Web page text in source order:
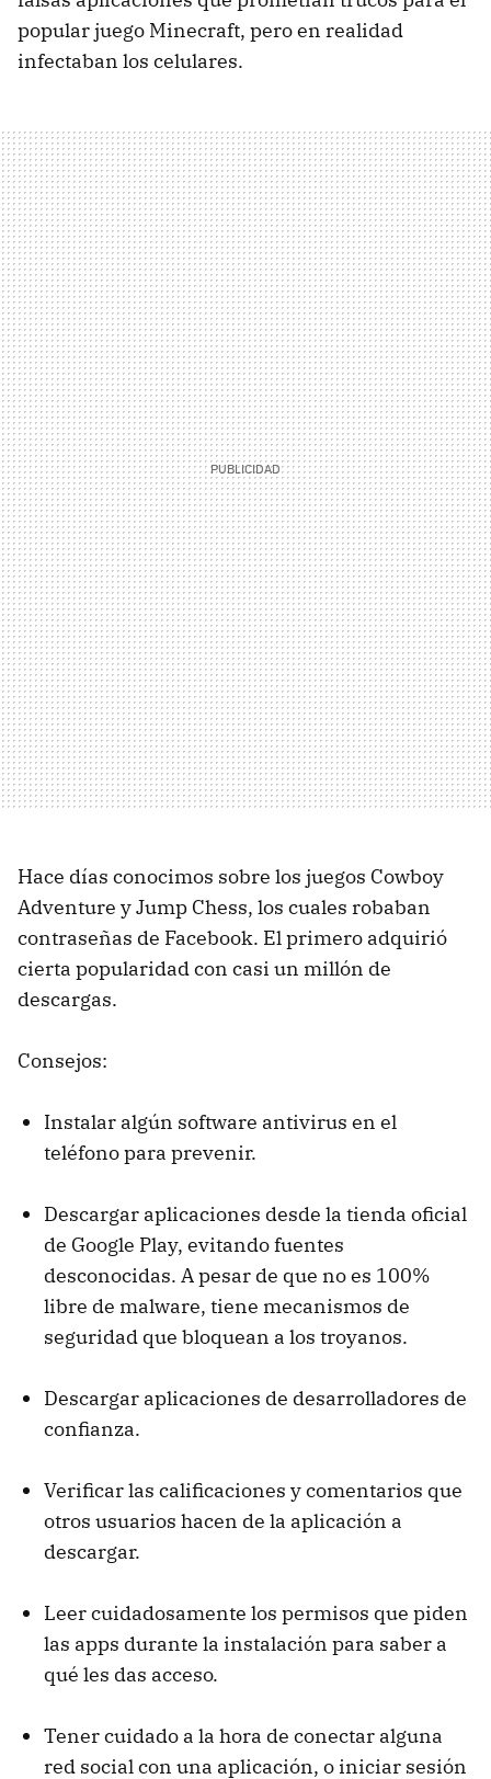
popular juego Minecraft, pero en realidad
infectaban los celulares.
Hace días conocimos sobre los juegos Cowboy
Adventure y Jump Chess, los cuales robaban
contraseñas de Facebook. El primero adquirió
cierta popularidad con casi un millón de
descargas.
Consejos:
Instalar algún software antivirus en el
teléfono para prevenir.
Descargar aplicaciones desde la tienda oficial
de Google Play, evitando fuentes
desconocidas. A pesar de que no es 100%
libre de malware, tiene mecanismos de
seguridad que bloquean a los troyanos.
Descargar aplicaciones de desarrolladores de
confianza.
Verificar las calificaciones y comentarios que
otros usuarios hacen de la aplicación a
descargar.
Leer cuidadosamente los permisos que piden
las apps durante la instalación para saber a
qué les das acceso.
Tener cuidado a la hora de conectar alguna
red social con una aplicación, o iniciar sesión